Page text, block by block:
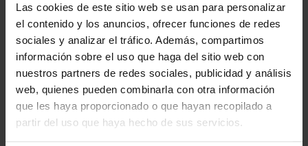
Las cookies de este sitio web se usan para personalizar
el contenido y los anuncios, ofrecer funciones de redes
sociales y analizar el tráfico. Además, compartimos
información sobre el uso que haga del sitio web con
nuestros partners de redes sociales, publicidad y análisis
web, quienes pueden combinarla con otra información
que les haya proporcionado o que hayan recopilado a
partir del uso que haya hecho de sus servicios.